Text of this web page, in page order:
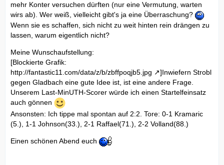
mehr Konter versuchen dürften (nur eine Vermutung, warten
wirs ab). Wer weiß, vielleicht gibt's ja eine Überraschung?
Wenn sie es schaffen, sich nicht zu weit hinten rein drängen zu
lassen, warum eigentlich nicht?
Meine Wunschaufstellung:
[Blockierte Grafik:
http://fantastic11.com/data/z/b/zbffpoqjb5.jpg
]Inwiefern Strobl
gegen Gladbach eine gute Idee ist, ist eine andere Frage.
Unserem Last-MinUTH-Scorer würde ich einen Startelfeinsatz
auch gönnen
Ansonsten: Ich tippe mal spontan auf 2:2. Tore: 0-1 Kramaric
(5.), 1-1 Johnson(33.), 2-1 Raffael(71.), 2-2 Volland(88.)
Einen schönen Abend euch